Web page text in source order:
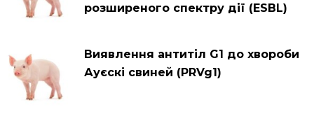
розширеного спектру дії (ESBL)
Виявлення антитіл G1 до хвороби
Ауєскі свиней (PRVg1)